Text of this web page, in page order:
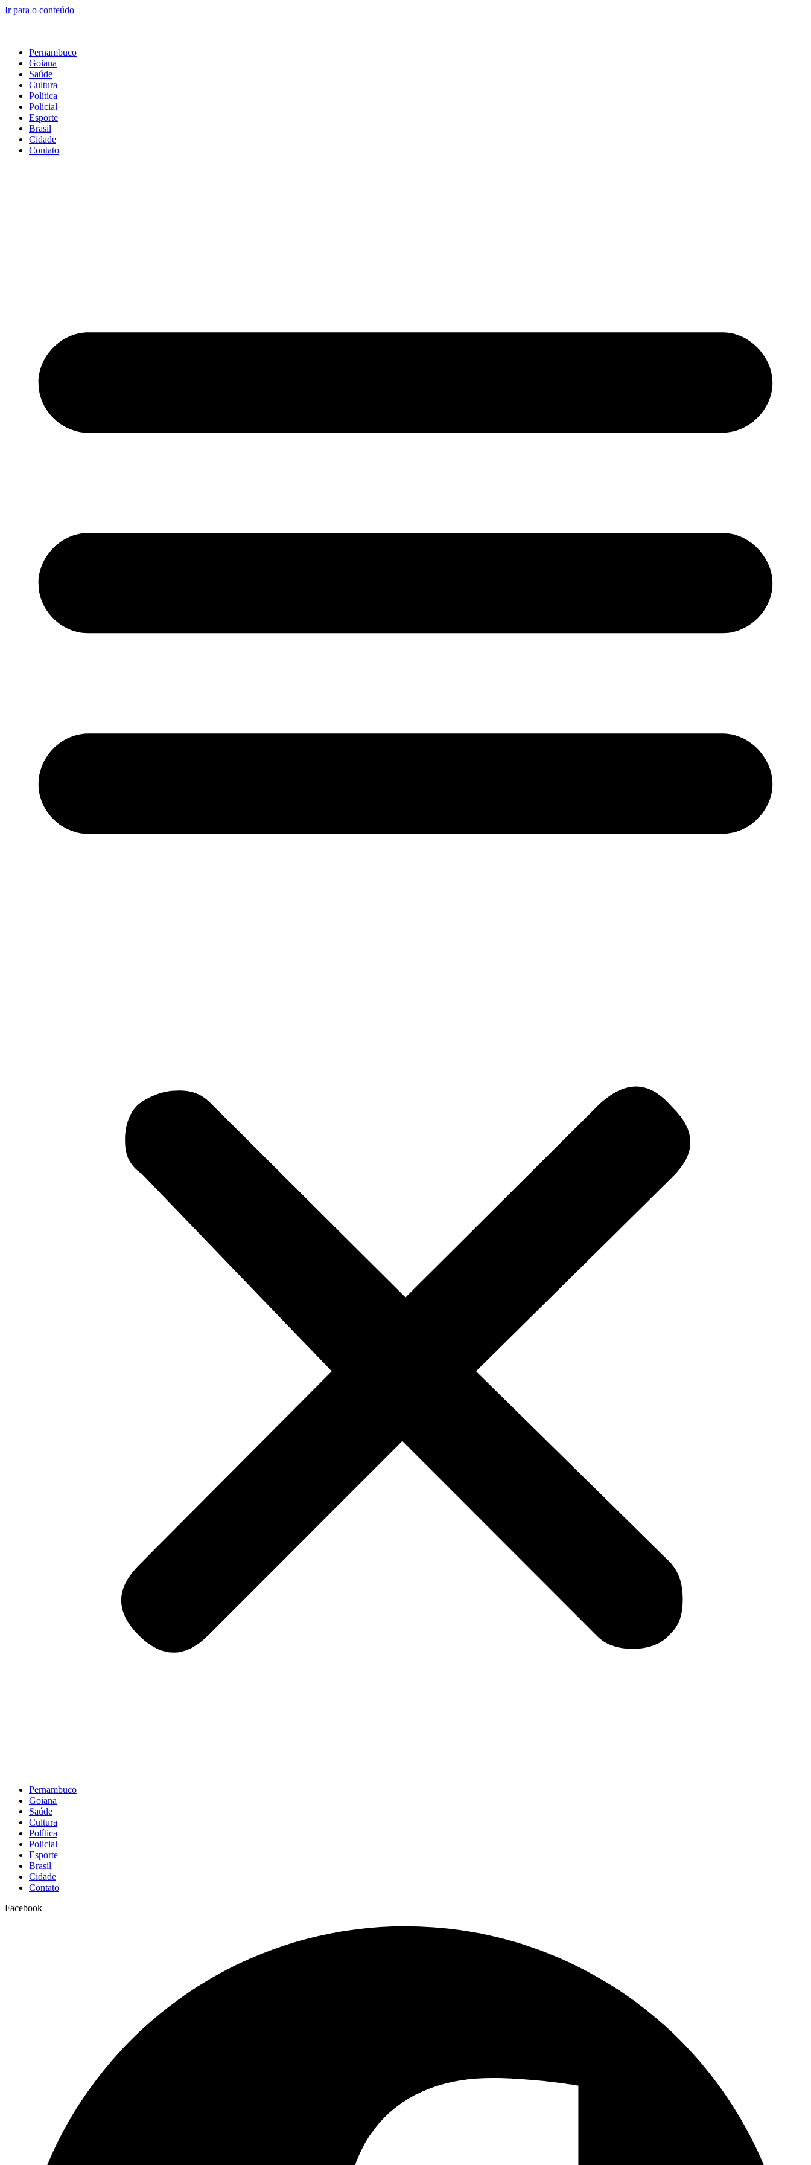
Ir para o conteúdo
Pernambuco
Goiana
Saúde
Cultura
Política
Policial
Esporte
Brasil
Cidade
Contato
Pernambuco
Goiana
Saúde
Cultura
Política
Policial
Esporte
Brasil
Cidade
Contato
Facebook